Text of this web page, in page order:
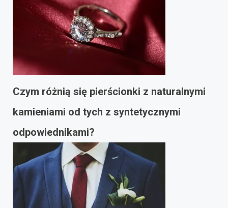
Czym różnią się pierścionki z naturalnymi
kamieniami od tych z syntetycznymi
odpowiednikami?